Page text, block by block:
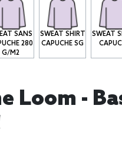
SANS
280
G/M2
SWEAT SHIRT
CAPUCHE SG
SWEAT
Loom -